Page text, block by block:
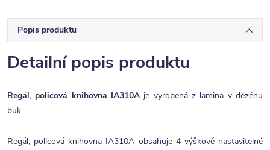
Popis produktu
Detailní popis produktu
Regál, policová knihovna IA310Aje vyrobená z lamina v dezénu
buk.
Regál, policová knihovna IA310A obsahuje 4 výškově nastavitelné